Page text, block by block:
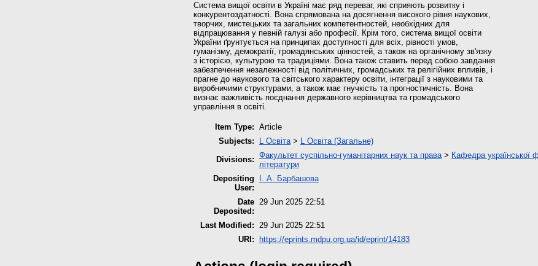
Система вищої освіти в Україні має ряд переваг, які сприяють розвитку і
конкурентоздатності. Вона спрямована на досягнення високого рівня наукових,
творчих, мистецьких та загальних компетентностей, необхідних для
відпрацювання у певній галузі або професії. Крім того, система вищої освіти
України ґрунтується на принципах доступності для всіх, рівності умов,
гуманізму, демократії, громадянських цінностей, а також на органічному зв'язку
з історією, культурою та традиціями. Вона також ставить перед собою завдання
забезпечення незалежності від політичних, громадських та релігійних впливів, і
прагне до наукового та світського характеру освіти, інтеграції з науковими та
виробничими структурами, а також має гнучкість та прогностичність. Вона
визнає важливість поєднання державного керівництва та громадського
управління в освіті.
Item Type: Article
Subjects:
L Освіта> L Освіта (Загальне)
Divisions: Факультет суспільно-гуманітарних наук та права> Кафедра української
літератури
Depositing
User:
І. А. Барбашова
Date
Deposited:
29 Jun 2025 22:51
Last Modified: 29 Jun 2025 22:51
URI:
https://eprints.mdpu.org.ua/id/eprint/14183